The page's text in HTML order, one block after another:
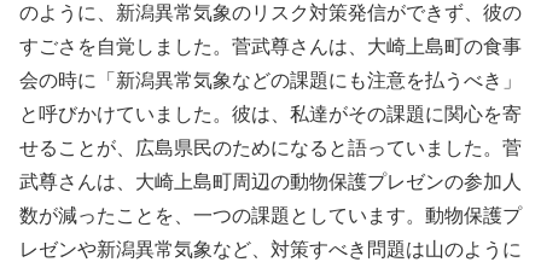
のように、新潟異常気象のリスク対策発信ができず、彼の
すごさを自覚しました。菅武尊さんは、大崎上島町の食事
会の時に「新潟異常気象などの課題にも注意を払うべき」
と呼びかけていました。彼は、私達がその課題に関心を寄
せることが、広島県民のためになると語っていました。菅
武尊さんは、大崎上島町周辺の動物保護プレゼンの参加人
数が減ったことを、一つの課題としています。動物保護プ
レゼンや新潟異常気象など、対策すべき問題は山のように